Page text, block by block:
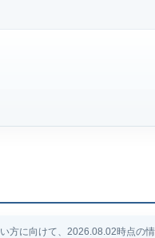
に向けて、2026.08.02時点の